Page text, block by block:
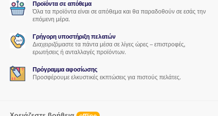
Silný magnetický systém společně s patentovanou
vakuovou přísavkou minimalizuje vibrace a zabraňuje
Ideální využití
✔ Navigace během jízdy
✔ Handsfree hovory
✔ Karavany a obytné vozy
Προϊόντα σε απόθεμα
Όλα τα προϊόντα είναι σε απόθεμα και θα παραδοθούν σε εσάς την
επόμενη μέρα.
Γρήγορη υποστήριξη πελατών
Διαχειριζόμαστε τα πάντα μέσα σε λίγες ώρες – επιστροφές,
ερωτήσεις ή ανταλλαγές προϊόντων.
Πρόγραμμα αφοσίωσης
Προσφέρουμε ελκυστικές εκπτώσεις για πιστούς πελάτες.